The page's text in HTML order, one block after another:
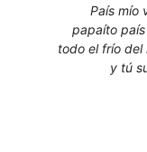
papaíto
todo el frío
y tú